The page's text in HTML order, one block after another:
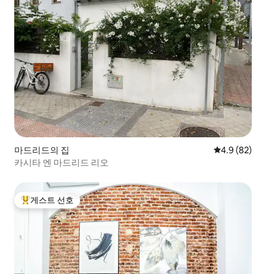
마드리드의 집 평점 4.9점(5
4.9 (82)
카시타 엔 마드리드 리오
상위 게스트 선호
게스트 선호